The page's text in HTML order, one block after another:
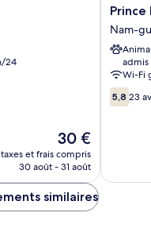
24
Le
nouveau
prix
de
30 €
taxes et frais compris
30 août - 31 août
Prince
Motel
Nam-
gu
Nam-gu
admis
Wi-Fi
5.8
sur
5,8 23
similaires